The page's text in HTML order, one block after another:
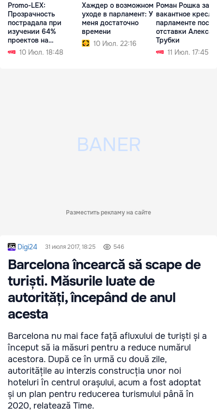
Promo-LEX:
Прозрачность
пострадала при
изучении 64%
проектов на
заседании
парламента
10 Июл. 18:48
Хаждер о возможном
уходе в парламент: У
меня достаточно
времени
10 Июл. 22:16
Роман Рошка
вакантное
парламенте после
отставки
Трубки
11 Июл. 17:45
Разместить рекламу на сайте
Digi24 31 июля 2017, 18:25 546
Barcelona încearcă să scape de
turiști. Măsurile luate de
autorități, începând de anul
acesta
Barcelona nu mai face față afluxului de turiști și a
început să ia măsuri pentru a reduce numărul
acestora. După ce în urmă cu două zile,
autoritățile au interzis construcția unor noi
hoteluri în centrul orașului, acum a fost adoptat
și un plan pentru reducerea turismului până în
2020, relatează Time.